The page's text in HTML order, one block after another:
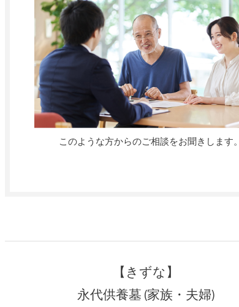
このような方からのご相談をお聞きします。
【きずな】
永代供養墓 (家族・夫婦)